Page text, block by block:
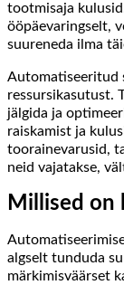
tootmisaja
ööpäevaringselt,
suureneda ilma
Automatiseeritud
ressursikasutust.
jälgida ja
raiskamist ja
toorainevarusid,
neid vajatakse,
Millised on
algselt tunduda
märkimisväärset